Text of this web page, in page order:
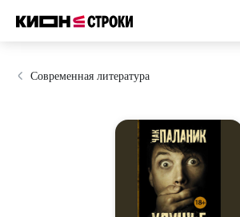
Современная литература